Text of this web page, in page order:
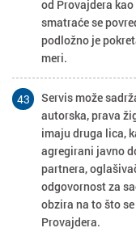
od Provajdera
smatraće se
podložno je
meri.
43
Servis može
autorska, prava
imaju druga lica,
agregirani javno
partnera,
odgovornost za
obzira na to što
Provajdera.